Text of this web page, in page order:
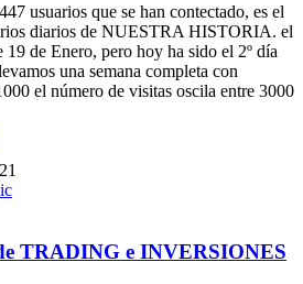
usuarios que se han contectado, es el
diarios de NUESTRA HISTORIA. el
19 de Enero, pero hoy ha sido el 2º día
una semana completa con
el número de visitas oscila entre 3000
TRADING e INVERSIONES